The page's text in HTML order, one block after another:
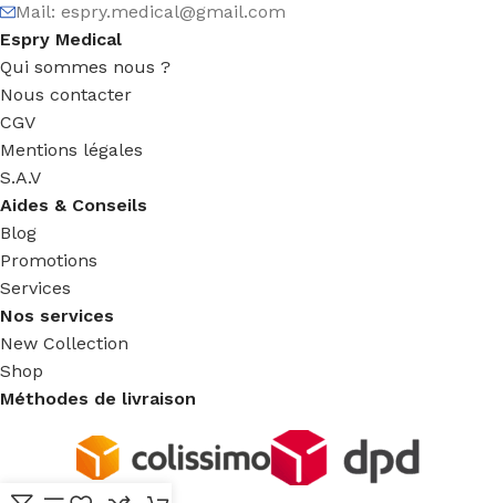
Mail: espry.medical@gmail.com
Espry Medical
Qui sommes nous ?
Nous contacter
CGV
Mentions légales
S.A.V
Aides & Conseils
Blog
Promotions
Services
Nos services
New Collection
Shop
Méthodes de livraison